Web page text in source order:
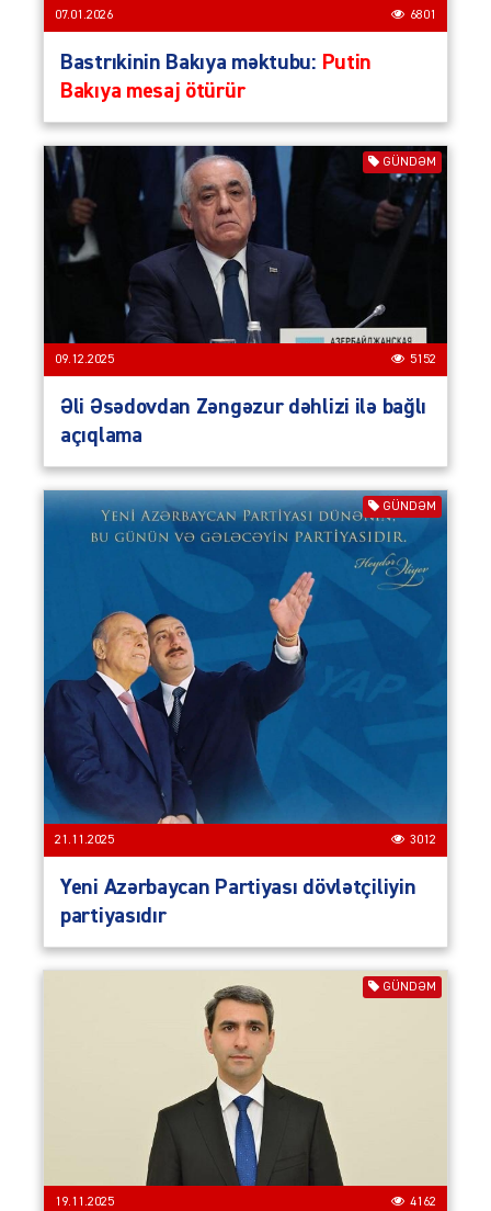
07.01.2026 6801
Bastrıkinin Bakıya məktubu: Putin
Bakıya mesaj ötürür
GÜNDƏM
09.12.2025 5152
Əli Əsədovdan Zəngəzur dəhlizi ilə bağlı
açıqlama
GÜNDƏM
21.11.2025 3012
Yeni Azərbaycan Partiyası dövlətçiliyin
partiyasıdır
GÜNDƏM
19.11.2025 4162